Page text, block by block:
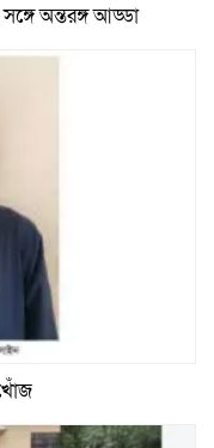
অন্তরঙ্গ আড্ডা